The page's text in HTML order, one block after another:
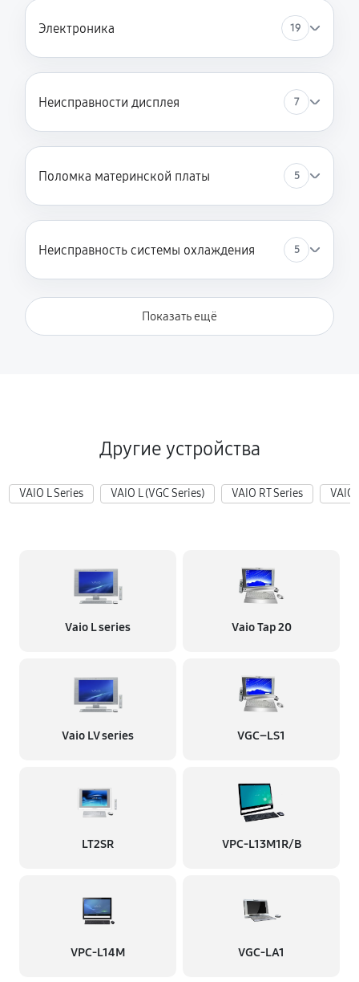
Электроника 19
Неисправности дисплея 7
Поломка материнской платы 5
Неисправность системы охлаждения 5
Показать ещё
Другие устройства
VAIO L Series VAIO L (VGC Series) VAIO RT Series VAIO
Vaio L series Vaio Tap 20
Vaio LV series VGC–LS1
LT2SR VPC-L13M1R/B
VPC-L14M VGC-LA1